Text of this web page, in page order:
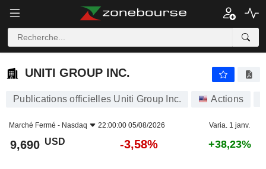
UNITI GROUP INC.
UNITI GROUP INC.
Publications officielles Uniti Group Inc. Actions
Marché Fermé - Nasdaq 22:00:00 05/08/2026 Varia. 1 janv.
9,690 USD -3,58% +38,23%